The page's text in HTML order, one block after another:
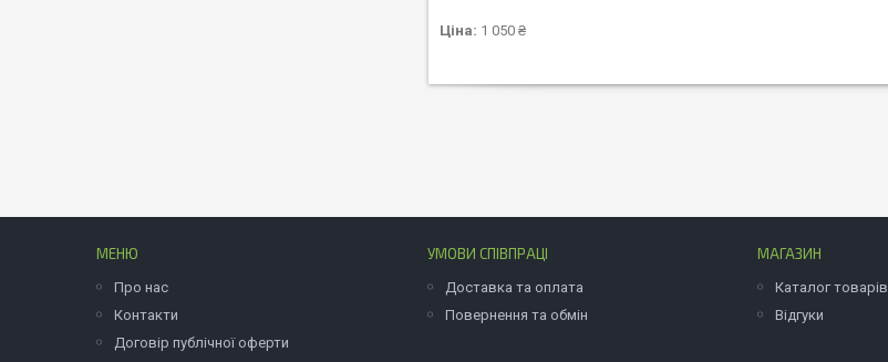
Ціна: 1 050 ₴
МЕНЮ
Про нас
Контакти
Договір публічної оферти
УМОВИ СПІВПРАЦІ
Доставка та оплата
Повернення та обмін
МАГАЗИН
Каталог товарів
Відгуки